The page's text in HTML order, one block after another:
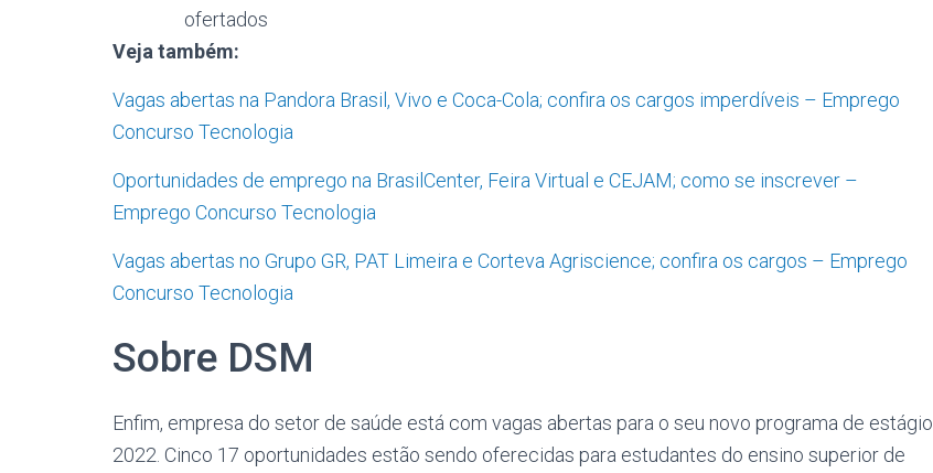
ofertados
Veja também:
Vagas abertas na Pandora Brasil, Vivo e Coca-Cola; confira os cargos imperdíveis – Emprego
Concurso Tecnologia
Oportunidades de emprego na BrasilCenter, Feira Virtual e CEJAM; como se inscrever –
Emprego Concurso Tecnologia
Vagas abertas no Grupo GR, PAT Limeira e Corteva Agriscience; confira os cargos – Emprego
Concurso Tecnologia
Sobre DSM
Enfim, empresa do setor de saúde está com vagas abertas para o seu novo programa de estágio
2022. Cinco 17 oportunidades estão sendo oferecidas para estudantes do ensino superior de